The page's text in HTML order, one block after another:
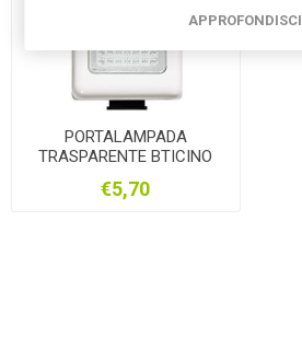
PORTALAMPADA
TRASPARENTE BTICINO
€5,70
APPROFONDISCI